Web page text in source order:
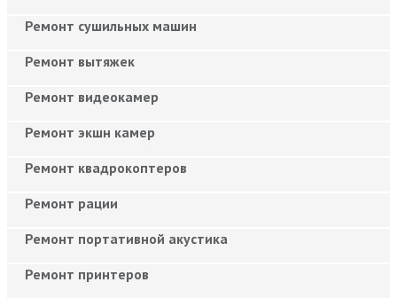
Ремонт сушильных машин
Ремонт вытяжек
Ремонт видеокамер
Ремонт экшн камер
Ремонт квадрокоптеров
Ремонт рации
Ремонт портативной акустика
Ремонт принтеров